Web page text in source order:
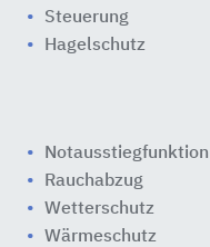
Steuerung
Hagelschutz
Notausstiegfunktion
Rauchabzug
Wetterschutz
Wärmeschutz